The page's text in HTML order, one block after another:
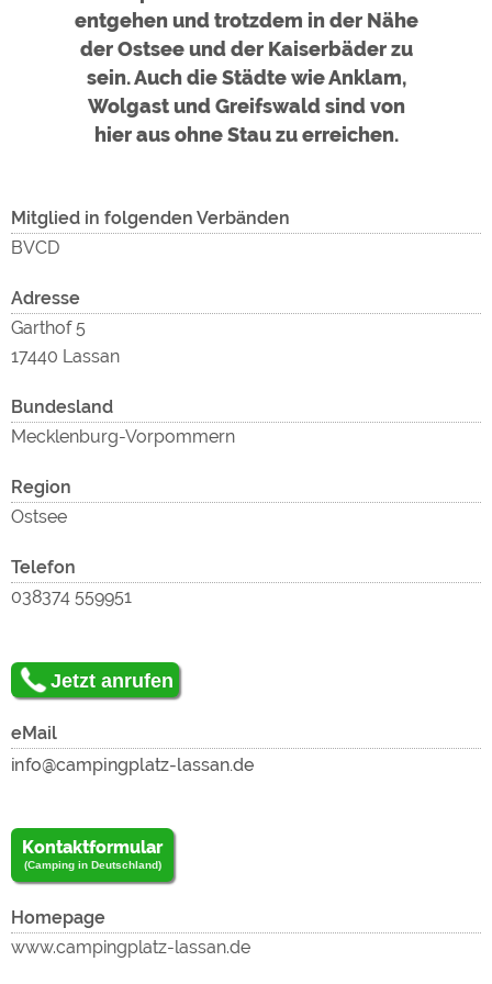
entgehen und trotzdem in der Nähe
der Ostsee und der Kaiserbäder zu
sein. Auch die Städte wie Anklam,
Wolgast und Greifswald sind von
hier aus ohne Stau zu erreichen.
Mitglied in folgenden Verbänden
BVCD
Adresse
Garthof 5
17440 Lassan
Bundesland
Mecklenburg-Vorpommern
Region
Ostsee
Telefon
038374 559951
Jetzt anrufen
eMail
Kontaktformular
(Camping in Deutschland)
Homepage
www.campingplatz-lassan.de
den
Inhalt
zu
laden
Um
den
Inhalt
Google Remarketing
Die Cookieeinstellungen können jeder Zeit im Footer
über "COOKIES" geändert werden!